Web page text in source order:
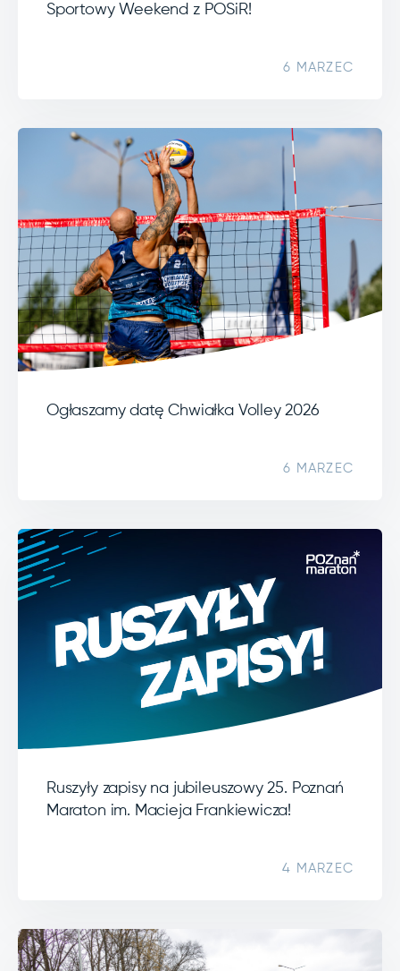
Sportowy Weekend z POSiR!
6 MARZEC
Ogłaszamy datę Chwiałka Volley 2026
6 MARZEC
Ruszyły zapisy na jubileuszowy 25. Poznań
Maraton im. Macieja Frankiewicza!
4 MARZEC